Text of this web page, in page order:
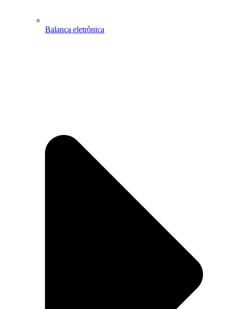
Balança eletrônica